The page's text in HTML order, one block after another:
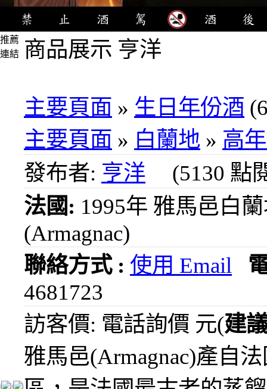
推薦
連結 商品展示 亨洋
主要頁面 » 生日年份酒
主要頁面 » 白蘭地 » 高
發布者: 亨洋 (5130 點
法國: 1995年 雅馬邑白
(Armagnac)
聯絡方式 : 使用 Email
4681723
訪客價: 電話詢價 元(建
雅馬邑(Armagnac)產自